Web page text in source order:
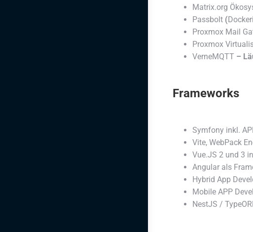
Matrix.org
Passbolt (
Proxmox Mail
Proxmox
VerneMQTT –
Frameworks
Symfony inkl.
Vite, WebPack
Vue.JS 2 und 3
Angular als
Hybrid App
Mobile APP
NestJS /